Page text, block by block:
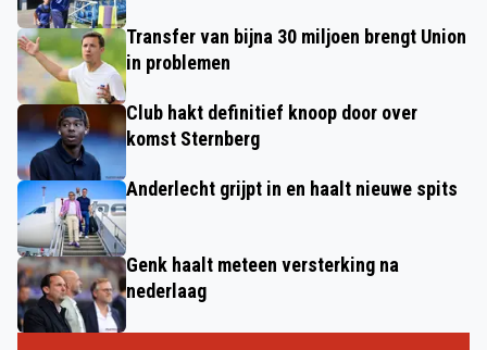
Transfer van bijna 30 miljoen brengt Union
in problemen
Club hakt definitief knoop door over
komst Sternberg
Anderlecht grijpt in en haalt nieuwe spits
Genk haalt meteen versterking na
nederlaag